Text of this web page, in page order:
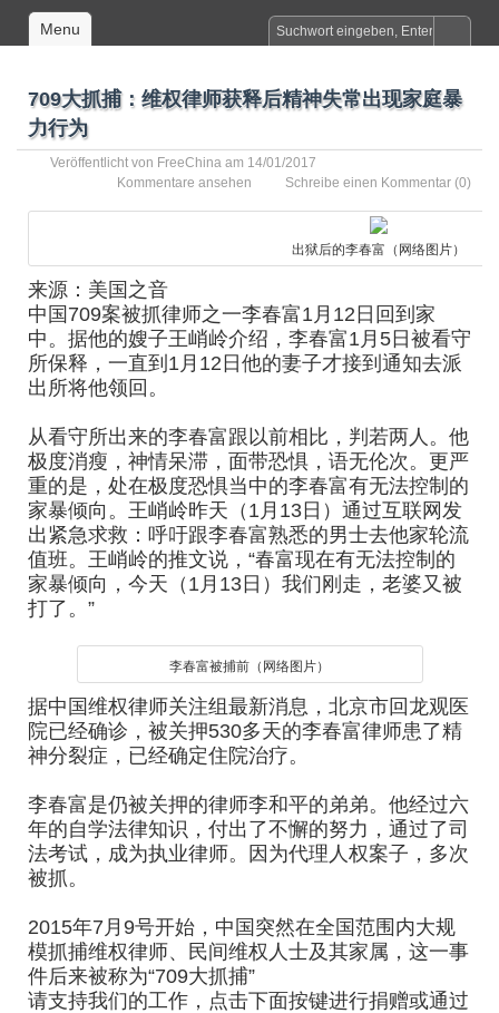
Menu
709大抓捕：维权律师获释后精神失常出现家庭暴
力行为
Veröffentlicht von FreeChina am 14/01/2017
Schreibe einen Kommentar (0)
Kommentare ansehen
出狱后的李春富（网络图片）
来源：美国之音
中国709案被抓律师之一李春富1月12日回到家
中。据他的嫂子王峭岭介绍，李春富1月5日被看守
所保释，一直到1月12日他的妻子才接到通知去派
出所将他领回。
从看守所出来的李春富跟以前相比，判若两人。他
极度消瘦，神情呆滞，面带恐惧，语无伦次。更严
重的是，处在极度恐惧当中的李春富有无法控制的
家暴倾向。 王峭岭昨天（1月13日）通过互联网发
出紧急求救：呼吁跟李春富熟悉的男士去他家轮流
值班。王峭岭的推文说，“春富现在有无法控制的
家暴倾向，今天（1月13日）我们刚走，老婆又被
打了。”
李春富被捕前（网络图片）
据中国维权律师关注组最新消息，北京市回龙观医
院已经确诊，被关押530多天的李春富律师患了精
神分裂症，已经确定住院治疗。
李春富是仍被关押的律师李和平的弟弟。他经过六
年的自学法律知识，付出了不懈的努力，通过了司
法考试，成为执业律师。因为代理人权案子，多次
被抓。
2015年7月9号开始，中国突然在全国范围内大规
模抓捕维权律师、民间维权人士及其家属，这一事
件后来被称为“709大抓捕”
请支持我们的工作，点击下面按键进行捐赠或通过